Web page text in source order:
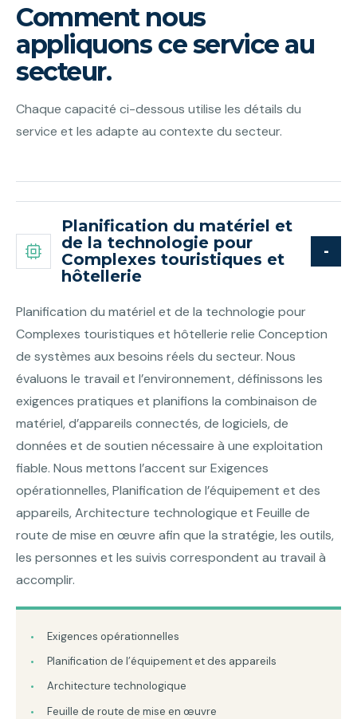
Comment nous
appliquons ce service au
secteur.
Chaque capacité ci-dessous utilise les détails du
service et les adapte au contexte du secteur.
Planification du matériel et
de la technologie pour
Complexes touristiques et
hôtellerie
Planification du matériel et de la technologie pour
Complexes touristiques et hôtellerie relie Conception
de systèmes aux besoins réels du secteur. Nous
évaluons le travail et l’environnement, définissons les
exigences pratiques et planifions la combinaison de
matériel, d’appareils connectés, de logiciels, de
données et de soutien nécessaire à une exploitation
fiable. Nous mettons l’accent sur Exigences
opérationnelles, Planification de l’équipement et des
appareils, Architecture technologique et Feuille de
route de mise en œuvre afin que la stratégie, les outils,
les personnes et les suivis correspondent au travail à
accomplir.
Exigences opérationnelles
Planification de l’équipement et des appareils
Architecture technologique
Feuille de route de mise en œuvre